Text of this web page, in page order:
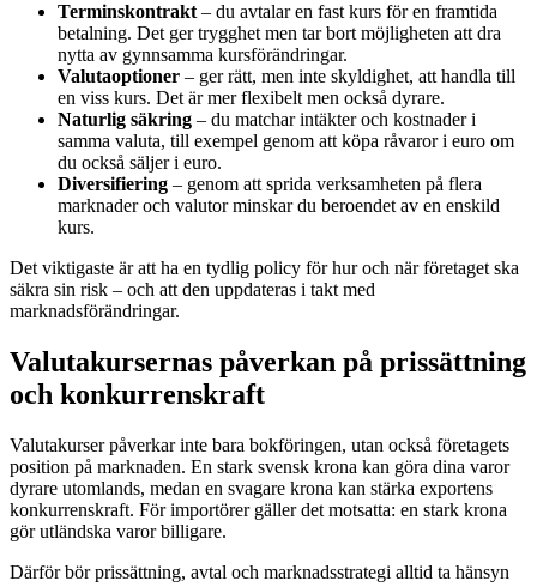
Terminskontrakt – du avtalar en fast kurs för en framtida
betalning. Det ger trygghet men tar bort möjligheten att dra
nytta av gynnsamma kursförändringar.
Valutaoptioner – ger rätt, men inte skyldighet, att handla till
en viss kurs. Det är mer flexibelt men också dyrare.
Naturlig säkring – du matchar intäkter och kostnader i
samma valuta, till exempel genom att köpa råvaror i euro om
du också säljer i euro.
Diversifiering – genom att sprida verksamheten på flera
marknader och valutor minskar du beroendet av en enskild
kurs.
Det viktigaste är att ha en tydlig policy för hur och när företaget ska
säkra sin risk – och att den uppdateras i takt med
marknadsförändringar.
Valutakursernas påverkan på prissättning
och konkurrenskraft
Valutakurser påverkar inte bara bokföringen, utan också företagets
position på marknaden. En stark svensk krona kan göra dina varor
dyrare utomlands, medan en svagare krona kan stärka exportens
konkurrenskraft. För importörer gäller det motsatta: en stark krona
gör utländska varor billigare.
Därför bör prissättning, avtal och marknadsstrategi alltid ta hänsyn